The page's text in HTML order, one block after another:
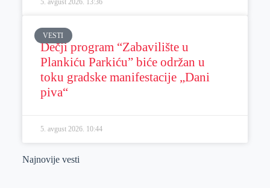
5. avgust 2026. 13:36
VESTI
Dečji program “Zabavilište u
Plankiću Parkiću” biće održan u
toku gradske manifestacije „Dani
piva“
5. avgust 2026. 10:44
Najnovije vesti